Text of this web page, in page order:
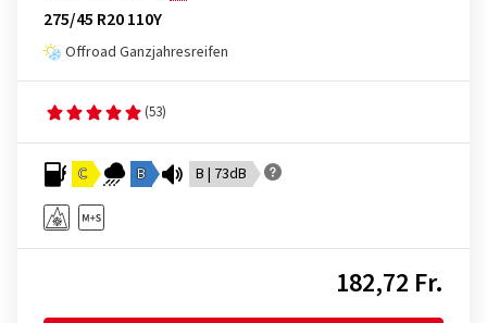
275/45 R20 110Y
Offroad Ganzjahresreifen
(53)
C B B | 73dB
182,72 Fr.